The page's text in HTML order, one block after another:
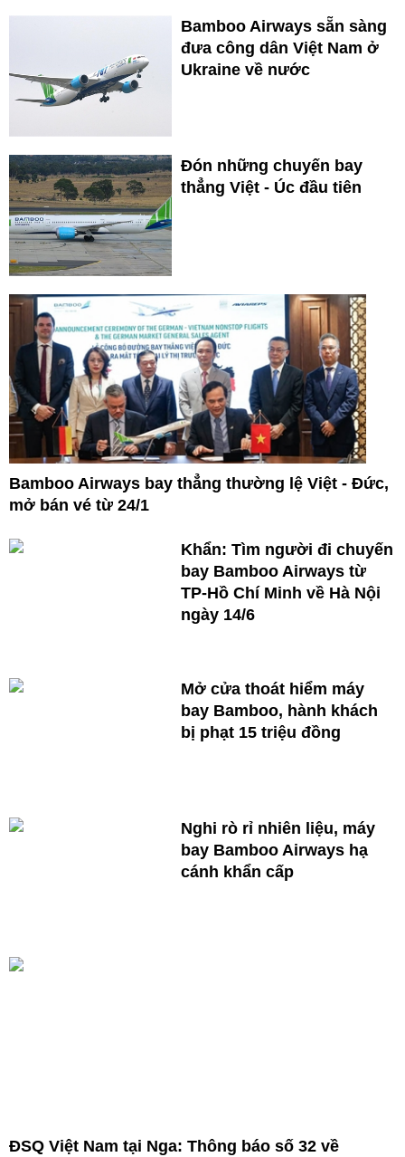
Bamboo Airways sẵn sàng
đưa công dân Việt Nam ở
Ukraine về nước
Đón những chuyến bay
thẳng Việt - Úc đầu tiên
Bamboo Airways bay thẳng thường lệ Việt - Đức,
mở bán vé từ 24/1
Khẩn: Tìm người đi chuyến
bay Bamboo Airways từ
TP-Hồ Chí Minh về Hà Nội
ngày 14/6
Mở cửa thoát hiểm máy
bay Bamboo, hành khách
bị phạt 15 triệu đồng
Nghi rò rỉ nhiên liệu, máy
bay Bamboo Airways hạ
cánh khẩn cấp
ĐSQ Việt Nam tại Nga: Thông báo số 32 về